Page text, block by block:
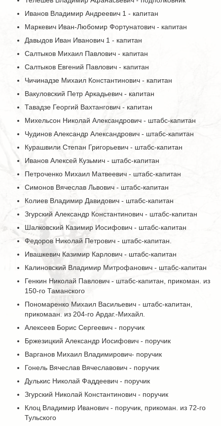
Иванов Владимир Андреевич 1 - капитан
Маркевич Иван-Любомир Фортунатович - капитан
Давыдов Иван Иванович 1 - капитан
Салтыков Михаил Павлович - капитан
Салтыков Евгений Павлович - капитан
Чичинадзе Михаил Константинович - капитан
Вакуловский Петр Аркадьевич - капитан
Тавадзе Георгий Вахтангович - капитан
Михельсон Николай Александрович - штабс-капитан
Чудинов Александр Александрович - штабс-капитан
Курашвили Степан Григорьевич - штабс-капитан
Иванов Алексей Кузьмич - штабс-капитан
Петроченко Михаил Матвеевич - штабс-капитан
Симонов Вячеслав Львович - штабс-капитан
Колиев Владимир Давидович - штабс-капитан
Згурский Александр Константинович - штабс-капитан
Шалковский Казимир Иосифович - штабс-капитан
Федоров Николай Петрович - штабс-капитан.
Ивашкевич Казимир Карлович - штабс-капитан
Калиновский Владимир Митрофанович - штабс-капитан
Генкин Николай Павлович - штабс-капитан, прикоман. из
150-го Таманского
Пономаренко Михаил Васильевич - штабс-капитан,
прикомаан. из 204-го Ардаг.-Михайл.
Алексеев Борис Сергеевич - поручик
Бржезицкий Александр Иосифович - поручик
Варганов Михаил Владимирович- поручик
Гонель Вячеслав Вячеславович - поручик
Дулькис Николай Фаддеевич - поручик
Згурский Николай Константинович - поручик
Клоц Владимир Иванович - поручик, прикоман. из 72-го
Тульского